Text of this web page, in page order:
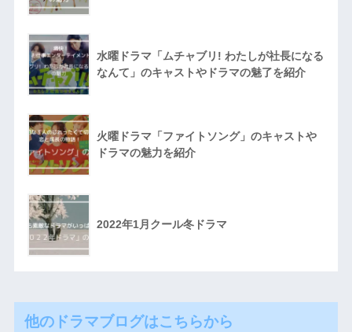
水曜ドラマ「ムチャブリ! わたしが社長になる
なんて」のキャストやドラマの魅了を紹介
火曜ドラマ「ファイトソング」のキャストや
ドラマの魅力を紹介
2022年1月クール冬ドラマ
他のドラマブログはこちらから